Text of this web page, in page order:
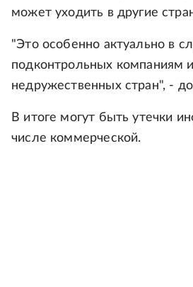
может уходить в другие
"Это особенно актуально в
подконтрольных компаниям
недружественных стран", -
В итоге могут быть утечки
числе коммерческой.